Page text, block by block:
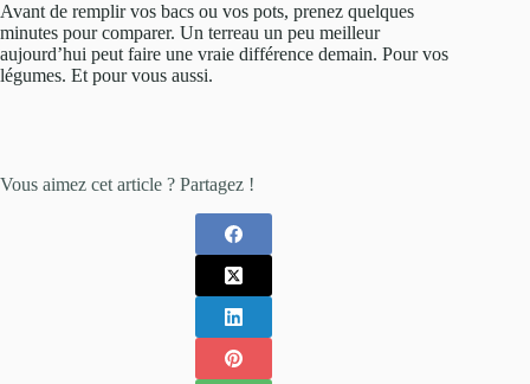
Avant de remplir vos bacs ou vos pots, prenez quelques
minutes pour comparer. Un terreau un peu meilleur
aujourd’hui peut faire une vraie différence demain. Pour vos
légumes. Et pour vous aussi.
Vous aimez cet article ? Partagez !